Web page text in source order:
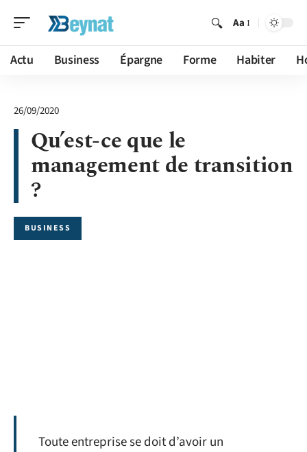
Aa
Actu Business Épargne Forme Habiter
26/09/2020
Qu’est-ce que le
management de transition
?
BUSINESS
Toute entreprise se doit d’avoir un